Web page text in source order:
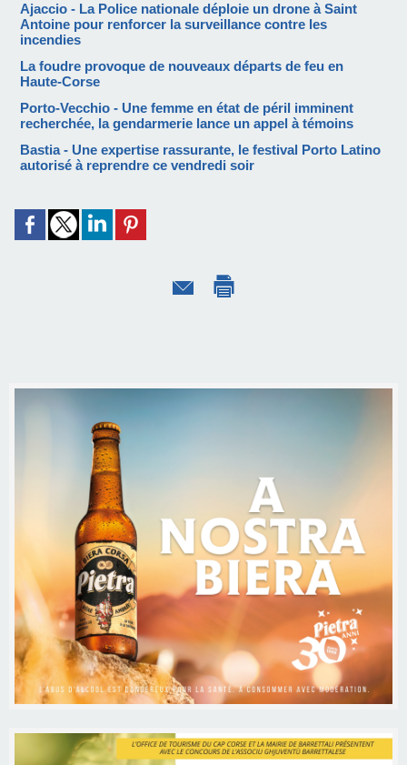
Ajaccio - La Police nationale déploie un drone à Saint
Antoine pour renforcer la surveillance contre les
incendies
La foudre provoque de nouveaux départs de feu en
Haute-Corse
Porto-Vecchio - Une femme en état de péril imminent
recherchée, la gendarmerie lance un appel à témoins
Bastia - Une expertise rassurante, le festival Porto Latino
autorisé à reprendre ce vendredi soir